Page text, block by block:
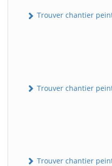
Trouver chantier
Trouver chantier
Trouver chantier